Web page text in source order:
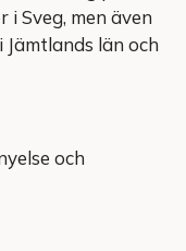
i Sveg, men även
län och
och